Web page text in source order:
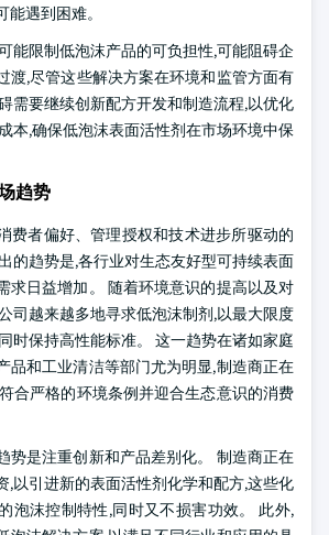
遇到困难。
能限制低泡沫产品的可负担性,可能阻碍企
渡,尽管这些解决方案在环境和监管方面有
需要继续创新配方开发和制造流程,以优化
本,确保低泡沫表面活性剂在市场环境中保
趋势
费者偏好、管理授权和技术进步所驱动的
的趋势是,各行业对生态友好型可持续表面
求日益增加。 随着环境意识的提高以及对
司越来越多地寻求低泡沫制剂,以最大限度
时保持高性能标准。 这一趋势在诸如家庭
品和工业清洁等部门尤为明显,制造商正在
合严格的环境条例并迎合生态意识的消费
势是注重创新和产品差别化。 制造商正在
,以引进新的表面活性剂化学和配方,这些化
泡沫控制特性,同时又不损害功效。 此外,